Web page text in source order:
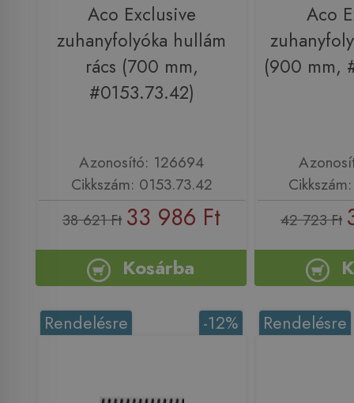
Aco Exclusive
zuhanyfolyóka hullám
rács (700 mm,
#0153.73.42)
Azonosító: 126694
Cikkszám: 0153.73.42
38 621 Ft 33 986 Ft
Kosárba
Aco
(900 mm,
42 723 Ft
-12%
Rendelésre Rendelésre